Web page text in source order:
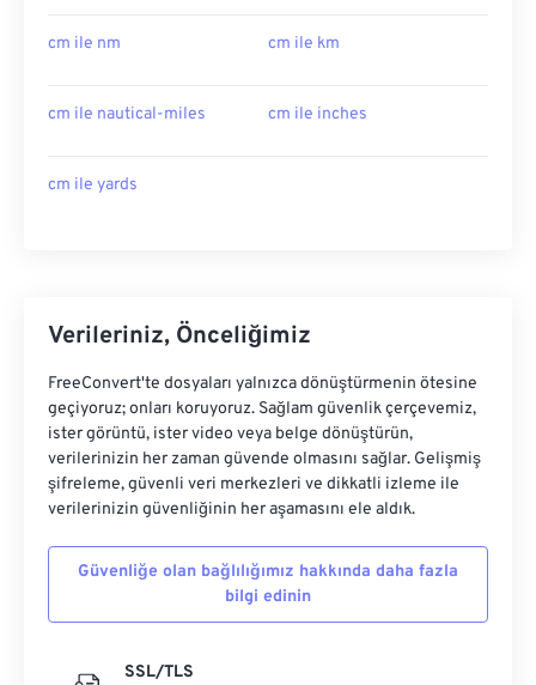
cm ile nm cm ile km
cm ile nautical-miles cm ile inches
cm ile yards
Verileriniz, Önceliğimiz
FreeConvert'te dosyaları yalnızca dönüştürmenin ötesine
geçiyoruz; onları koruyoruz. Sağlam güvenlik çerçevemiz,
ister görüntü, ister video veya belge dönüştürün,
verilerinizin her zaman güvende olmasını sağlar. Gelişmiş
şifreleme, güvenli veri merkezleri ve dikkatli izleme ile
verilerinizin güvenliğinin her aşamasını ele aldık.
Güvenliğe olan bağlılığımız hakkında daha fazla
bilgi edinin
SSL/TLS